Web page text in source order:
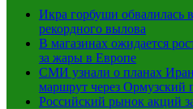
Икра горбуши обвалилась
рекордного вылова
В магазинах ожидается
за жары в Европе
СМИ узнали о планах
маршрут через Ормузский
Российский рынок акций